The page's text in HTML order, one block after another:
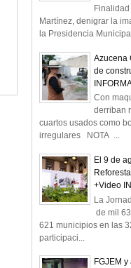
Martínez, denigrar la
la Presidencia
Azucena
de
Con
derriban
cuartos usados como
irregulares NOTA ...
El 9 de
+Video
La
de mil
621 municipios en las
participaci...
FGJEM